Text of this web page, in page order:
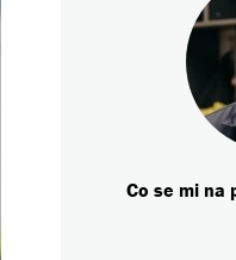
Co se mi na